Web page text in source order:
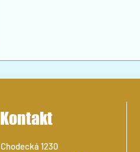
Kontakt
Chodecká 1230